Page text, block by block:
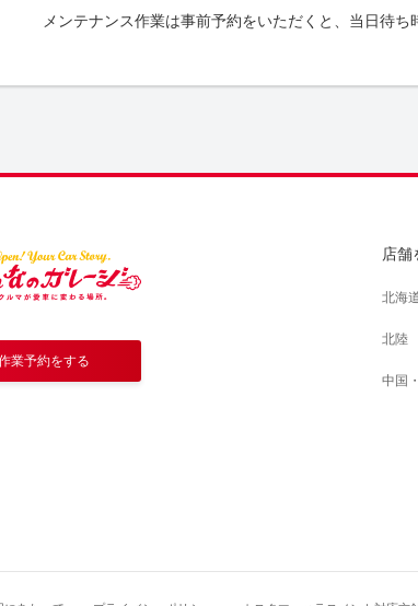
メンテナンス作業は事前予約をいただくと、当日待
業予約をする
店舗
北海
北陸
中国